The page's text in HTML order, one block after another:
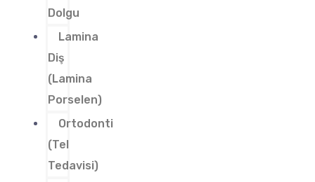
Dolgu
Lamina
Diş
(Lamina
Porselen)
Ortodonti
(Tel
Tedavisi)